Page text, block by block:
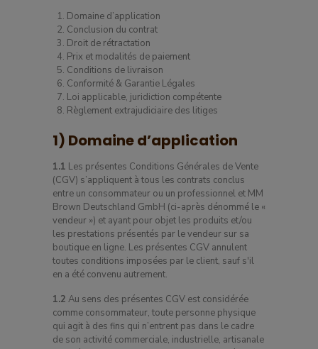
Domaine d’application
Conclusion du contrat
Droit de rétractation
Prix et modalités de paiement
Conditions de livraison
Conformité & Garantie Légales
Loi applicable, juridiction compétente
Règlement extrajudiciaire des litiges
1) Domaine d’application
1.1 Les présentes Conditions Générales de Vente
(CGV) s’appliquent à tous les contrats conclus
entre un consommateur ou un professionnel et MM
Brown Deutschland GmbH (ci-après dénommé le «
vendeur ») et ayant pour objet les produits et/ou
les prestations présentés par le vendeur sur sa
boutique en ligne. Les présentes CGV annulent
toutes conditions imposées par le client, sauf s'il
en a été convenu autrement.
1.2 Au sens des présentes CGV est considérée
comme consommateur, toute personne physique
qui agit à des fins qui n’entrent pas dans le cadre
de son activité commerciale, industrielle, artisanale